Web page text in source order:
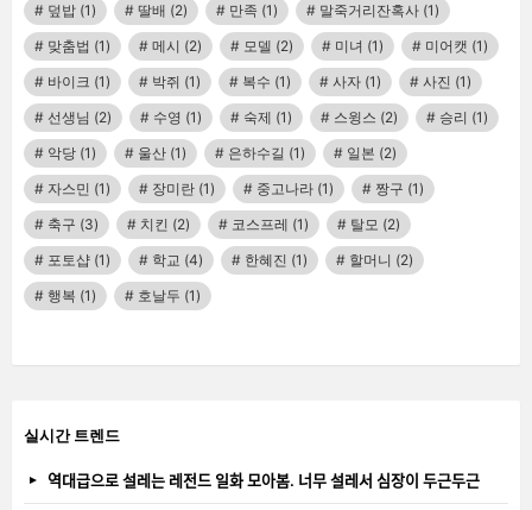
덮밥 (1) 딸배 (2) 만족 (1) 말죽거리잔혹사 (1)
맞춤법 (1) 메시 (2) 모델 (2) 미녀 (1) 미어캣 (1)
바이크 (1) 박쥐 (1) 복수 (1) 사자 (1) 사진 (1)
선생님 (2) 수영 (1) 숙제 (1) 스윙스 (2) 승리 (1)
악당 (1) 울산 (1) 은하수길 (1) 일본 (2)
자스민 (1) 장미란 (1) 중고나라 (1) 짱구 (1)
축구 (3) 치킨 (2) 코스프레 (1) 탈모 (2)
포토샵 (1) 학교 (4) 한혜진 (1) 할머니 (2)
행복 (1) 호날두 (1)
실시간 트렌드
역대급으로 설레는 레전드 일화 모아봄. 너무 설레서 심장이 두근두근